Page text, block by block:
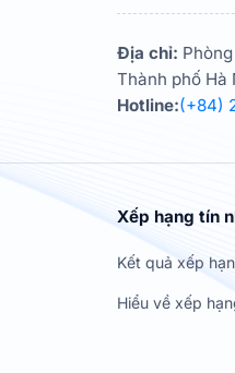
Địa chỉ:
Thành phố Hà
Hotline:(+84)
Xếp hạng tín
Kết quả xếp
Hiểu về xếp